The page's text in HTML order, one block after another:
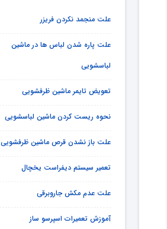
علت منجمد نکردن فریزر
علت پاره شدن لباس ها در ماشین
لباسشویی
تعویض تایمر ماشین ظرفشویی
نحوه ریست کردن ماشین لباسشویی
علت باز نشدن قرص ماشین ظرفشویی
تعمیر سیستم دیفراست یخچال
علت عدم مکش جاروبرقی
آموزش تعمیرات اسپرسو ساز